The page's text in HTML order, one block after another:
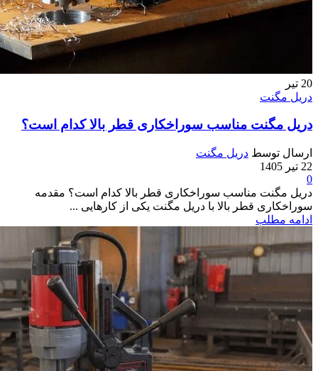
20 تیر
دریل مگنت
دریل مگنت مناسب سوراخکاری قطر بالا کدام است؟
ارسال توسط دریل مگنت
22 تیر 1405
0
دریل مگنت مناسب سوراخکاری قطر بالا کدام است؟ مقدمه
سوراخکاری قطر بالا با دریل مگنت یکی از کارهایی ...
ادامه مطلب